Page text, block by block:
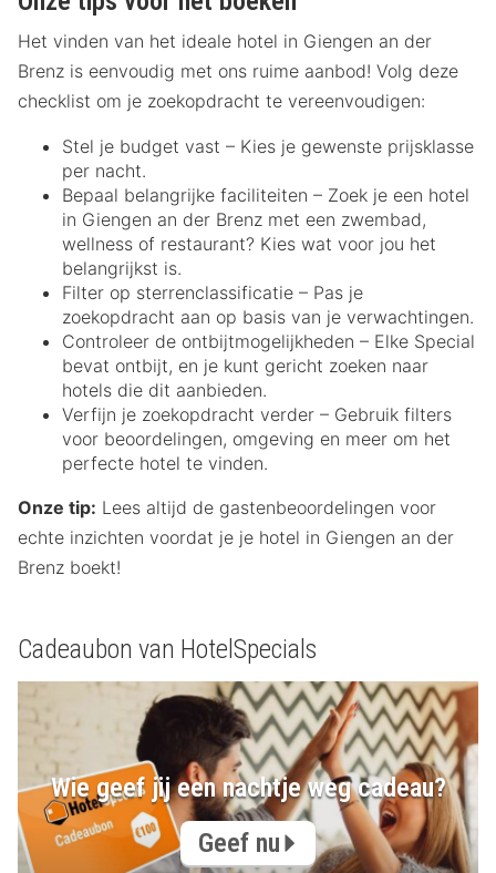
Het vinden van het ideale hotel in Giengen an der
Brenz is eenvoudig met ons ruime aanbod! Volg deze
checklist om je zoekopdracht te vereenvoudigen:
Stel je budget vast – Kies je gewenste prijsklasse
per nacht.
Bepaal belangrijke faciliteiten – Zoek je een hotel
in Giengen an der Brenz met een zwembad,
wellness of restaurant? Kies wat voor jou het
belangrijkst is.
Filter op sterrenclassificatie – Pas je
zoekopdracht aan op basis van je verwachtingen.
Controleer de ontbijtmogelijkheden – Elke Special
bevat ontbijt, en je kunt gericht zoeken naar
hotels die dit aanbieden.
Verfijn je zoekopdracht verder – Gebruik filters
voor beoordelingen, omgeving en meer om het
perfecte hotel te vinden.
Onze tip: Lees altijd de gastenbeoordelingen voor
echte inzichten voordat je je hotel in Giengen an der
Brenz boekt!
Cadeaubon van HotelSpecials
Wie geef jij een nachtje weg cadeau?
Geef nu